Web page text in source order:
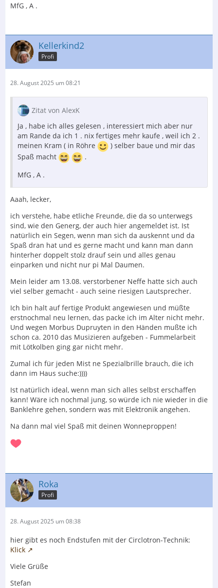
MfG , A .
Kellerkind2
Profi
28. August 2025 um 08:21
Zitat von AlexK
Ja , habe ich alles gelesen , interessiert mich aber nur
am Rande da ich 1 . nix fertiges mehr kaufe , weil ich 2 .
meinen Kram ( in Röhre
) selber baue und mir das
Spaß macht
.
MfG , A .
Aaah, lecker,
ich verstehe, habe etliche Freunde, die da so unterwegs
sind, wie den Generg, der auch hier angemeldet ist. Ist
natürlich ein Segen, wenn man sich da auskennt und da
Spaß dran hat und es gerne macht und kann man dann
hinterher doppelt stolz drauf sein und alles genau
einparken und nicht nur pi Mal Daumen.
Mein leider am 13.08. verstorbener Neffe hatte sich auch
viel selber gemacht - auch seine riesigen Lautsprecher.
Ich bin halt auf fertige Produkt angewiesen und müßte
erstnochmal neu lernen, das packe ich im Alter nicht mehr.
Und wegen Morbus Dupruyten in den Händen mußte ich
schon ca. 2010 das Musizieren aufgeben - Fummelarbeit
mit Lötkolben ging gar nicht mehr.
Zumal ich für jeden Mist ne Spezialbrille brauch, die ich
dann im Haus suche:))))
Ist natürlich ideal, wenn man sich alles selbst erschaffen
kann! Wäre ich nochmal jung, so würde ich nie wieder in die
Banklehre gehen, sondern was mit Elektronik angehen.
Na dann mal viel Spaß mit deinen Wonneproppen!
Roka
Profi
28. August 2025 um 08:38
hier gibt es noch Endstufen mit der Circlotron-Technik:
Klick
Viele Grüße
Stefan